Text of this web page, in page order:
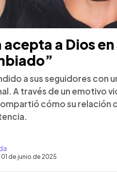
acepta a Dios
a sus seguidores con
A través de un emotivo
cómo su relación
de junio de 2025